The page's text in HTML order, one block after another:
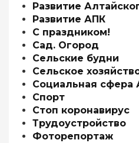
Развитие
Развитие АПК
С праздником!
Сад. Огород
Сельские будни
Сельское
Социальная сфера
Спорт
Стоп коронавирус
Трудоустройство
Фоторепортаж